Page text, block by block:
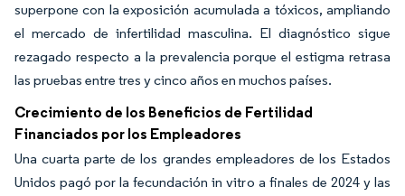
superpone con la exposición acumulada a tóxicos, ampliando
el mercado de infertilidad masculina. El diagnóstico sigue
rezagado respecto a la prevalencia porque el estigma retrasa
las pruebas entre tres y cinco años en muchos países.
Crecimiento de los Beneficios de Fertilidad
Financiados por los Empleadores
Una cuarta parte de los grandes empleadores de los Estados
Unidos pagó por la fecundación in vitro a finales de 2024 y las